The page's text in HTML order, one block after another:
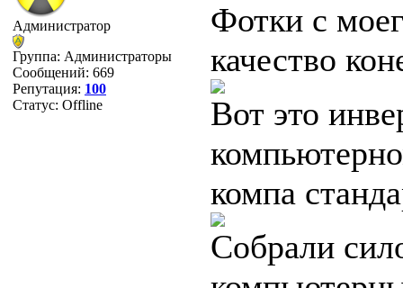
Администратор
Группа: Администраторы
Сообщений: 669
Репутация: 100
Статус: Offline
Фотки с
качество
Вот это
компа
Собрали